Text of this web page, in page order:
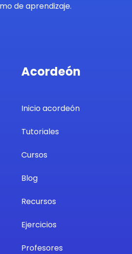
de aprendizaje.
Acordeón
Inicio acordeón
Tutoriales
Cursos
Blog
Recursos
Ejercicios
Profesores